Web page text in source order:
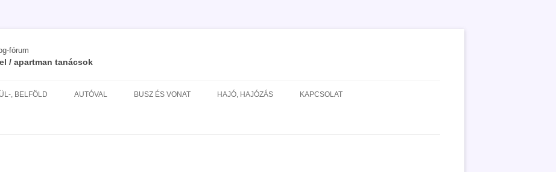
fórum
/ apartman tanácsok
a
, BELFÖLD AUTÓVAL BUSZ ÉS VONAT HAJÓ, HAJÓZÁS KAPCSOLAT